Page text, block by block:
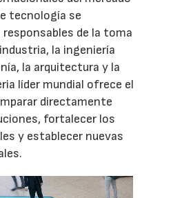
tecnología se
de la toma
la ingeniería
la arquitectura y la
líder mundial ofrece el
directamente
fortalecer los
y establecer nuevas